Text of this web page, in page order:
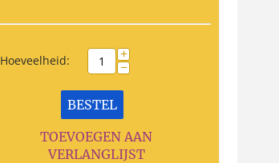
Hoeveelheid: +
−
BESTEL
TOEVOEGEN AAN
VERLANGLIJST